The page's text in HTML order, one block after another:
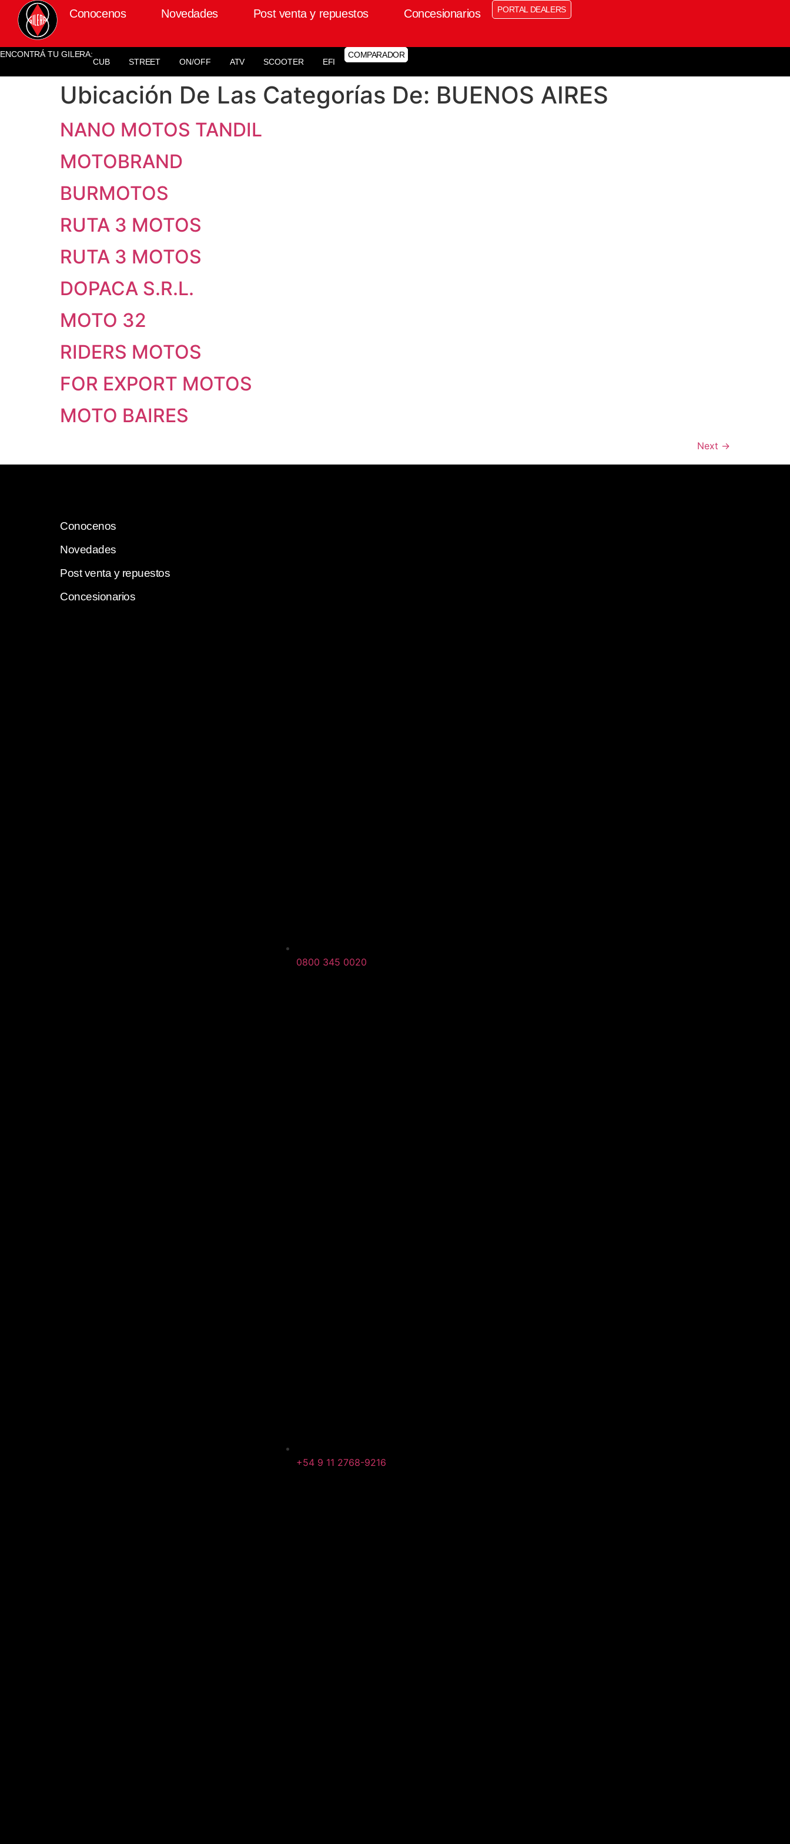
Conocenos Novedades Post venta y repuestos Concesionarios PORTAL DEALERS
ENCONTRÁ TU GILERA:
CUB
STREET ON/OFF ATV SCOOTER EFI
COMPARADOR
Ubicación De Las Categorías De: BUENOS AIRES
NANO MOTOS TANDIL
MOTOBRAND
BURMOTOS
RUTA 3 MOTOS
RUTA 3 MOTOS
DOPACA S.R.L.
MOTO 32
RIDERS MOTOS
FOR EXPORT MOTOS
MOTO BAIRES
Next →
Conocenos
Novedades
Post venta y repuestos
Concesionarios
0800 345 0020
+54 9 11 2768-9216